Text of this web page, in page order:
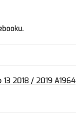
13 2018 / 2019 A1964